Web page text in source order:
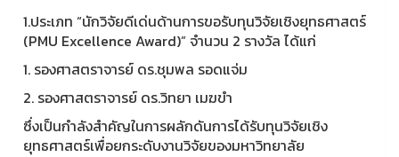
1.ประเภท “นักวิจัยดีเด่นด้านการขอรับทุนวิจัยเชิงยุทธศาสตร์
(PMU Excellence Award)” จำนวน 2 รางวัล ได้แก่
1. รองศาสตราจารย์ ดร.ชุมพล รอดแจ่ม
2. รองศาสตราจารย์ ดร.วิทยา เมฆขำ
ซึ่งเป็นกำลังสำคัญในการผลักดันการได้รับทุนวิจัยเชิง
ยุทธศาสตร์เพื่อยกระดับงานวิจัยของมหาวิทยาลัย